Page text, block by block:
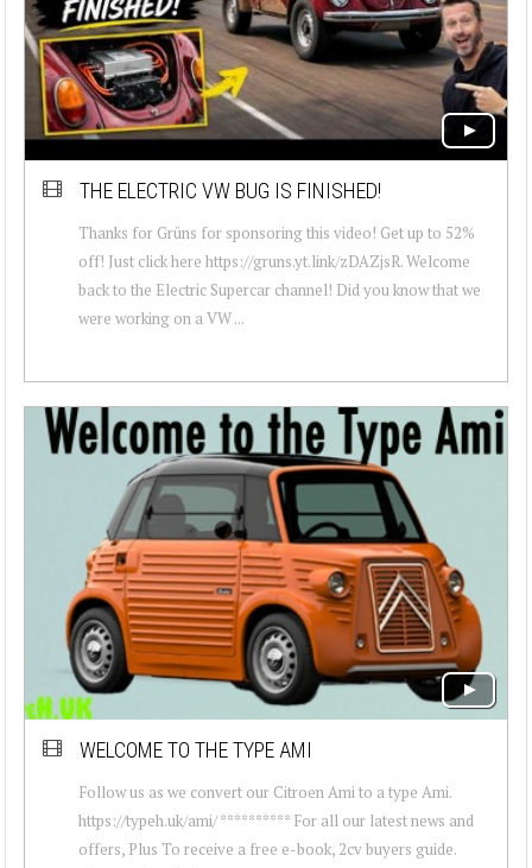
THE ELECTRIC VW BUG IS FINISHED!
Thanks for Grüns for sponsoring this video! Get up to 52%
off! Just click here https://gruns.yt.link/zDAZjsR. Welcome
back to the Electric Supercar channel! Did you know that we
were working on a VW ...
WELCOME TO THE TYPE AMI
Follow us as we convert our Citroen Ami to a type Ami.
https://typeh.uk/ami/ ********** For all our latest news and
offers, Plus To receive a free e-book, 2cv buyers guide.